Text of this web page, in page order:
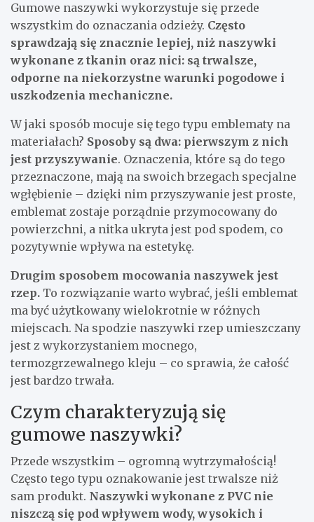
Gumowe naszywki wykorzystuje się przede
wszystkim do oznaczania odzieży. Często
sprawdzają się znacznie lepiej, niż naszywki
wykonane z tkanin oraz nici: są trwalsze,
odporne na niekorzystne warunki pogodowe i
uszkodzenia mechaniczne.
W jaki sposób mocuje się tego typu emblematy na
materiałach? Sposoby są dwa: pierwszym z nich
jest przyszywanie. Oznaczenia, które są do tego
przeznaczone, mają na swoich brzegach specjalne
wgłębienie – dzięki nim przyszywanie jest proste,
emblemat zostaje porządnie przymocowany do
powierzchni, a nitka ukryta jest pod spodem, co
pozytywnie wpływa na estetykę.
Drugim sposobem mocowania naszywek jest
rzep. To rozwiązanie warto wybrać, jeśli emblemat
ma być użytkowany wielokrotnie w różnych
miejscach. Na spodzie naszywki rzep umieszczany
jest z wykorzystaniem mocnego,
termozgrzewalnego kleju – co sprawia, że całość
jest bardzo trwała.
Czym charakteryzują się
gumowe naszywki?
Przede wszystkim – ogromną wytrzymałością!
Często tego typu oznakowanie jest trwalsze niż
sam produkt. Naszywki wykonane z PVC nie
niszczą się pod wpływem wody, wysokich i